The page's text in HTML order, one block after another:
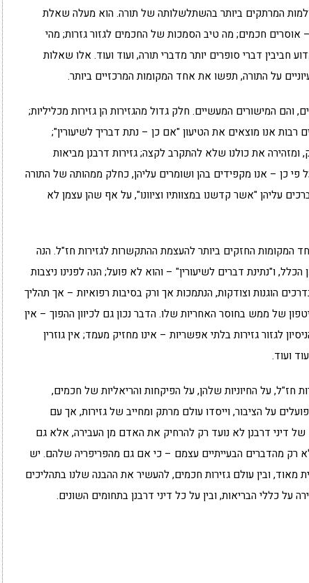
המרתקים ביותר בהשתלשלותה של תורה. הוא מעלה שאלת
אוסרים חכמים; מה טיב הסמכות של החכמים לגזור גזרות; מהי
דברי סופרים יותר מדברי תורה, ועוד ועוד. אלו שאלות
על התורה, תפשו את אחד המקומות המרכזיים ביותר.
המישורים המעשיים. חלק גדול מהגזירות הן גזירות מכליליות;
רבות אנו מוצאים את הטיעון "אם כן – נתת דבריך לשיעורין";
את כולנו שלא להתקרב לקצה; גזירות דרבנן מביאות
כן – אנו מקפידים בהן ושומרים עליהן, כחלק ממהותה של התורה
עליהן "אשר קדשנו במצוותיו וציוונו", על אף שהן עצמן לא
המקומות החזקים ביותר להעצמת ההתקשרות לגזירות חז"ל. הנה
הכלל, ו"נתינת דברים לשיעורין" – והוא לא פועל; הנה לפנינו ניצבות
הוגנות וצודקות, הנתמכות אך ורק בסיבות רפואיות – אך תהליך
של ממש בחוסר האחריות שלו. הדבר נכון גם לכיוון ההפוך – אין
לגזור גזירות בלתי אפשריות – אינו מחזיק מעמד; אין גוזרין
ועוד.
חז"ל, על החיוניות שלהן, על הפיקחות והריאליות של חכמים,
על הציבור, וייסדו עולם מרתק ומחייב של גזירות, אך עם
דיני דרבנן לא נועד רק להרחיק את האדם מן העבירה, אלא גם
רק מהדברים הבעייתיים עצמם – כי אם גם מהפריפריה שלהם. יש
ובין עולם גזירות חכמים, להעשיר את ההבנה שלנו בתהליכים
על כללי הבריאות, ובין על כל דיני דרבנן בתחומים השונים.